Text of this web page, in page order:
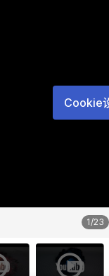
Cookie
1/23